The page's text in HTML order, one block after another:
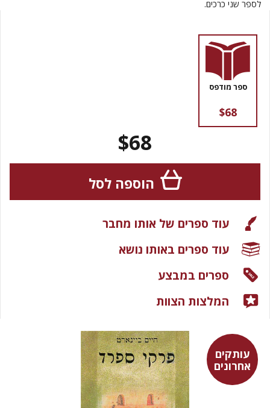
עותקים
אחרונים
לספר שני כרכים.
ספר מודפס
$68
$68
הוספה לסל
עוד ספרים של אותו מחבר
עוד ספרים באותו נושא
ספרים במבצע
המלצות הצוות